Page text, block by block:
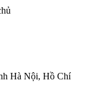
Hà Nội, Hồ Chí